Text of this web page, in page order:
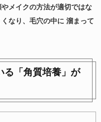
やメイクの方法が適切ではな
なり、毛穴の中に 溜まって
る「角質培養」が